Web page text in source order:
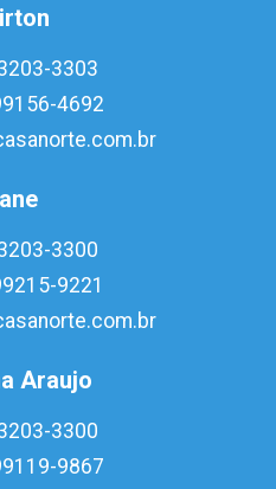
3303
4692
3300
9221
Araujo
3300
9867